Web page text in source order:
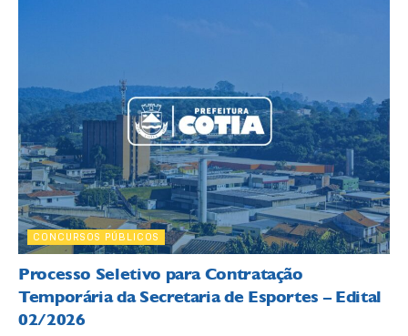
CONCURSOS PÚBLICOS
Processo Seletivo para Contratação
Temporária da Secretaria de Esportes – Edital
02/2026